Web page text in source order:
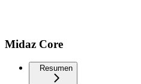
Midaz Core
Resumen